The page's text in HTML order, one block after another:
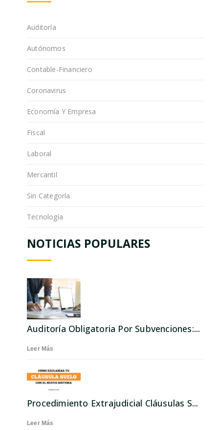
Auditoría
Autónomos
Contable-Financiero
Coronavirus
Economía Y Empresa
Fiscal
Laboral
Mercantil
Sin Categoría
Tecnología
NOTICIAS POPULARES
Auditoría Obligatoria Por Subvenciones:...
Leer Más
Procedimiento Extrajudicial Cláusulas S...
Leer Más